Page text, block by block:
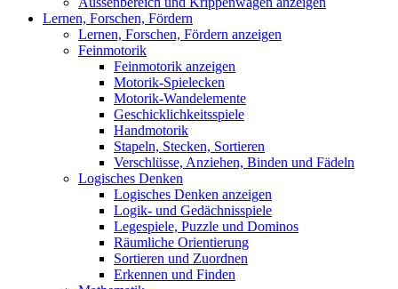
Lernen, Forschen, Fördern
Lernen, Forschen, Fördern anzeigen
Feinmotorik
Feinmotorik anzeigen
Motorik-Spielecken
Motorik-Wandelemente
Geschicklichkeitsspiele
Handmotorik
Stapeln, Stecken, Sortieren
Verschlüsse, Anziehen, Binden und Fädeln
Logisches Denken
Logisches Denken anzeigen
Logik- und Gedächnisspiele
Legespiele, Puzzle und Dominos
Räumliche Orientierung
Sortieren und Zuordnen
Erkennen und Finden